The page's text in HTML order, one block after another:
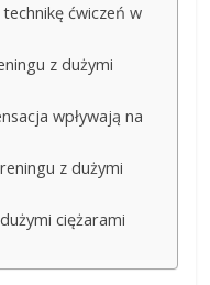
ćwiczeń w
z dużymi
wpływają na
z dużymi
ciężarami